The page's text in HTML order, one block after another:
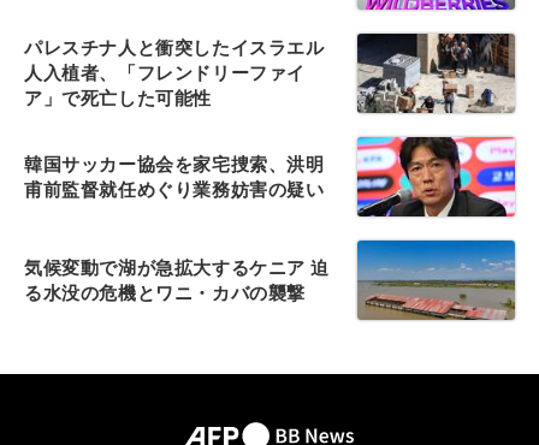
パレスチナ人と衝突したイスラエル
人入植者、「フレンドリーファイ
ア」で死亡した可能性
韓国サッカー協会を家宅捜索、洪明
甫前監督就任めぐり業務妨害の疑い
気候変動で湖が急拡大するケニア 迫
る水没の危機とワニ・カバの襲撃